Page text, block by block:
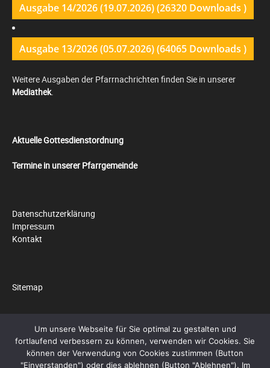
Ausgabe 14/2026 (19.07.2026) (26320 Downloads )
Ausgabe 13/2026 (05.07.2026) (64065 Downloads )
Weitere Ausgaben der Pfarrnachrichten finden Sie in unserer
Mediathek.
Aktuelle Gottesdienstordnung
Termine in unserer Pfarrgemeinde
Datenschutzerklärung
Impressum
Kontakt
Sitemap
© 2026 byPfarrei Hll. Cosmas und Damian
Um unsere Webseite für Sie optimal zu gestalten und
fortlaufend verbessern zu können, verwenden wir Cookies. Sie
können der Verwendung von Cookies zustimmen (Button
"Einverstanden") oder dies ablehnen (Button "Ablehnen"). Im